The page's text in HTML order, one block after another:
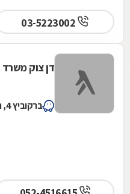
דן צוק
ברקוביץ 4, תל אביב